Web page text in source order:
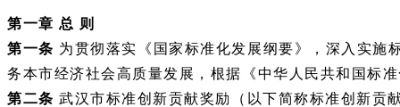
第一章 总 则
第一条 为贯彻落实《国家标准化发展纲要》，深入实施
务本市经济社会高质量发展，根据《中华人民共和国标
第二条 武汉市标准创新贡献奖励（以下简称标准创新贡